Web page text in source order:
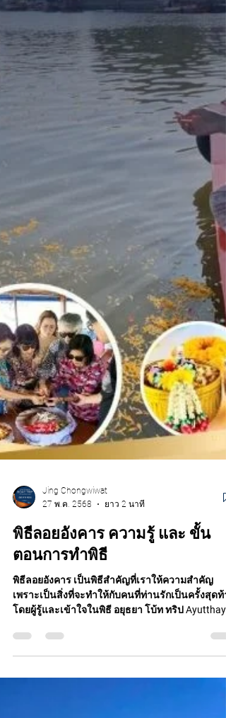
Jing Chongwiwat
27 พ.ค. 2568
ยาว 2 นาที
พิธีลอยอังคาร ความรู้ และ ขั้น
ตอนการทำพิธี
โดยผู้รู้และเข้าใจในพิธี อยุธยา โบ้ท ทริป Ayutthaya